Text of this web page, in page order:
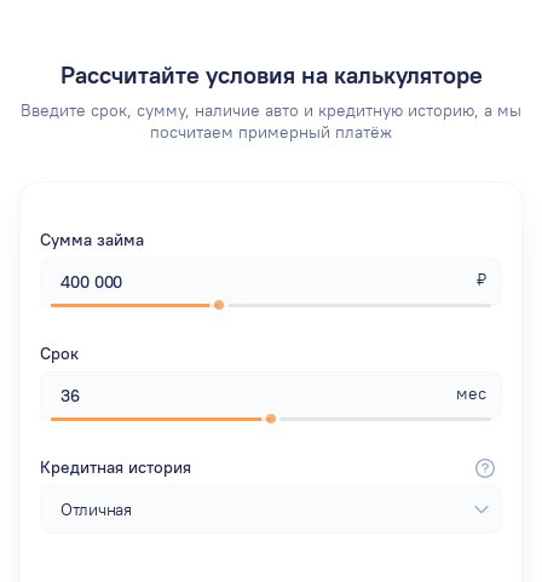
Рассчитайте условия на калькуляторе
Введите срок, сумму, наличие авто и кредитную историю, а мы
посчитаем примерный платёж
Сумма займа
₽
Срок
мес
Кредитная история